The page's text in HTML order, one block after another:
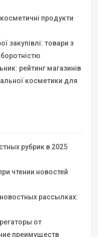
продукти
закупівлі: товари з
рейтинг магазинів
косметики для
рубрик в 2025
чтении новостей
рассылках:
от
преимуществ